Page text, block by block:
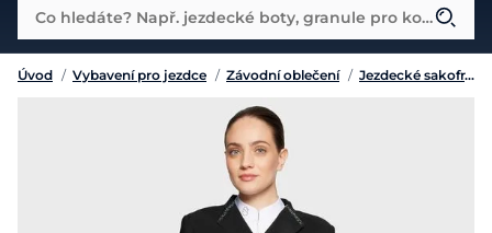
Co hledáte? Např. jezdecké boty, granule pro koně...
Úvod / Vybavení pro jezdce / Závodní oblečení / Jezdecké sakofraky